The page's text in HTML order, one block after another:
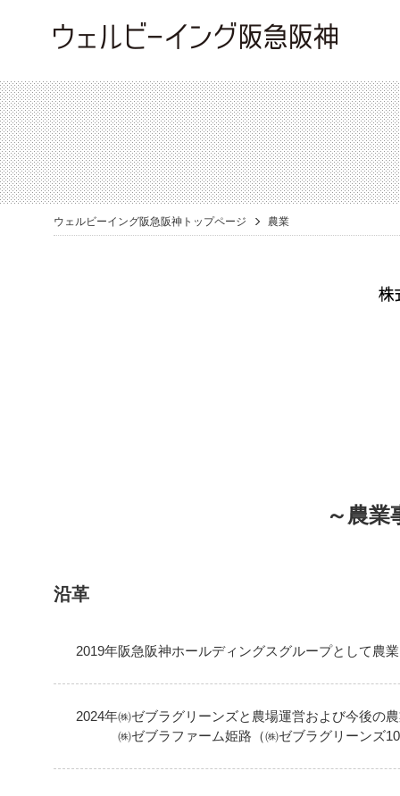
ウェルビーイング阪急阪神トップページ 農業
～農
沿革
2019年阪急阪神ホールディングスグループとして農
2024年㈱ゼブラグリーンズと農場運営および今後の
㈱ゼブラファーム姫路（㈱ゼブラグリーンズ